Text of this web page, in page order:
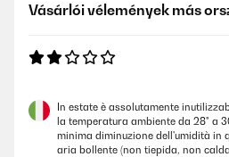
Vásárlói vélemények más
In estate è assolutamente
la temperatura ambiente da 28° a
minima diminuzione dell'umidità in
aria bollente (non tiepida, non